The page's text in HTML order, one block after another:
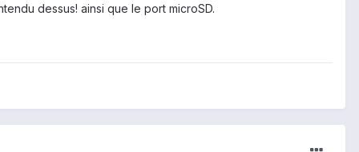
dessus! ainsi que le port microSD.